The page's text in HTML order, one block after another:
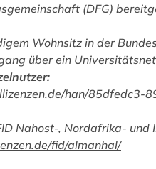
(DFG)
Wohnsitz in der
über ein
han/
Nahost-, Nordafrika- und
fid/almanhal/